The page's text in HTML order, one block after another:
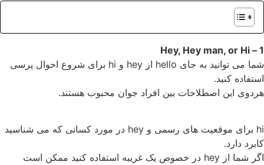
1 – Hey, Hey man, or Hi
شما می توانید به جای hello از hey و hi برای شروع احوال پرسی
استفاده کنید.
هردوی این اصطلاحات بین افراد جوان محبوب هستند.
hi برای موقعیت های رسمی و hey در مورد کسانی که می شناسید
کابرد دارد.
اگر شما از hey در خصوص یک غریبه استفاده کنید ممکن است